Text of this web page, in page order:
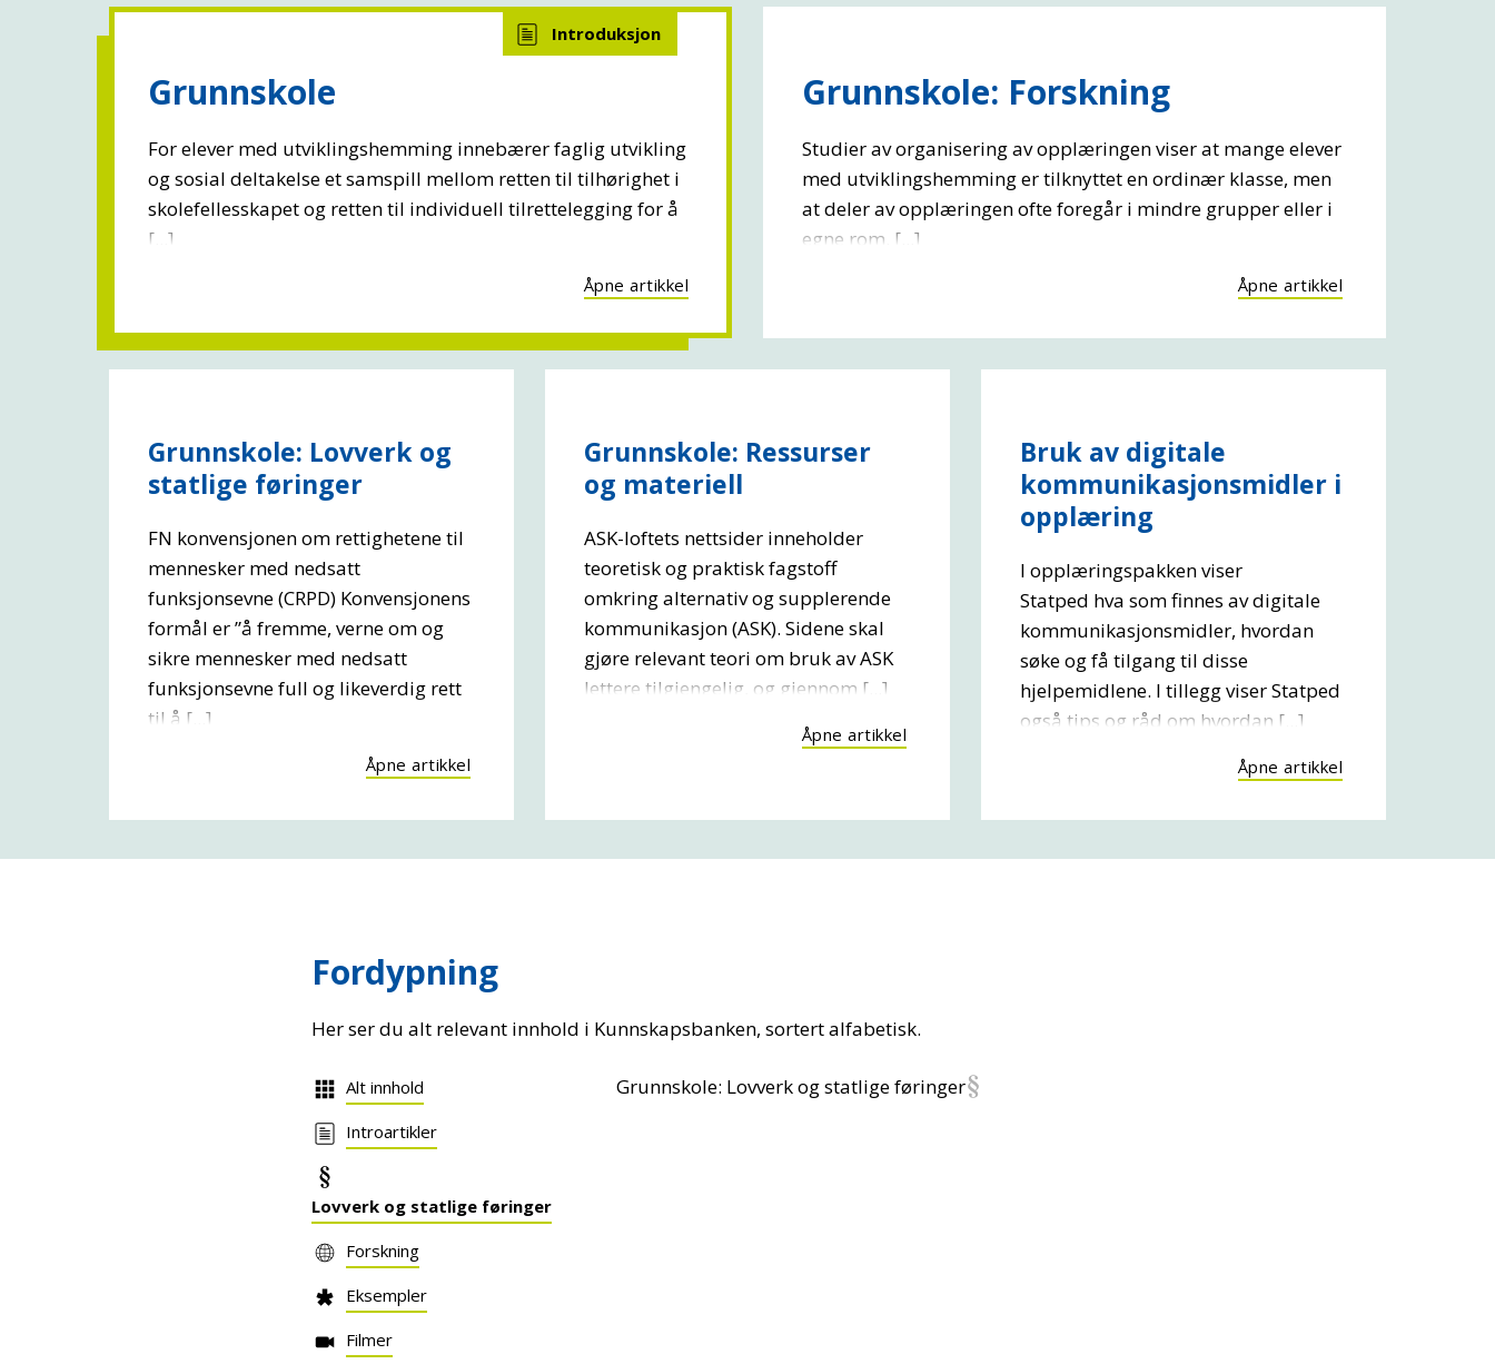
Grunnskole
For elever med utviklingshemming innebærer faglig utvikling
og sosial deltakelse et samspill mellom retten til tilhørighet i
skolefellesskapet og retten til individuell tilrettelegging for å
[...]
Åpne artikkel
Grunnskole: Forskning
Studier av organisering av opplæringen viser at mange elever
med utviklingshemming er tilknyttet en ordinær klasse, men
at deler av opplæringen ofte foregår i mindre grupper eller i
egne rom. [...]
Åpne artikkel
Grunnskole: Lovverk og
statlige føringer
FN konvensjonen om rettighetene til
mennesker med nedsatt
funksjonsevne (CRPD) Konvensjonens
formål er ”å fremme, verne om og
sikre mennesker med nedsatt
funksjonsevne full og likeverdig rett
til å [...]
Åpne artikkel
Grunnskole: Ressurser
og materiell
ASK-loftets nettsider inneholder
teoretisk og praktisk fagstoff
omkring alternativ og supplerende
kommunikasjon (ASK). Sidene skal
gjøre relevant teori om bruk av ASK
lettere tilgjengelig, og gjennom [...]
Åpne artikkel
Bruk av digitale
kommunikasjonsmidler i
opplæring
I opplæringspakken viser
Statped hva som finnes av digitale
kommunikasjonsmidler, hvordan
søke og få tilgang til disse
hjelpemidlene. I tillegg viser Statped
også tips og råd om hvordan [...]
Åpne artikkel
Fordypning
Her ser du alt relevant innhold i Kunnskapsbanken, sortert alfabetisk.
Alt innhold
Introartikler
Lovverk og statlige føringer
Forskning
Eksempler
Filmer
Grunnskole: Lovverk og statlige føringer